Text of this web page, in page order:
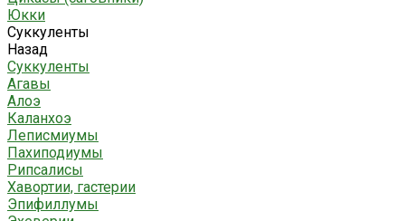
Юкки
Суккуленты
Назад
Суккуленты
Агавы
Алоэ
Каланхоэ
Леписмиумы
Пахиподиумы
Рипсалисы
Хавортии, гастерии
Эпифиллумы